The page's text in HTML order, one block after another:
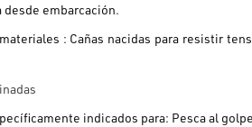
embarcación.
: Cañas nacidas para resistir
indicados para: Pesca al